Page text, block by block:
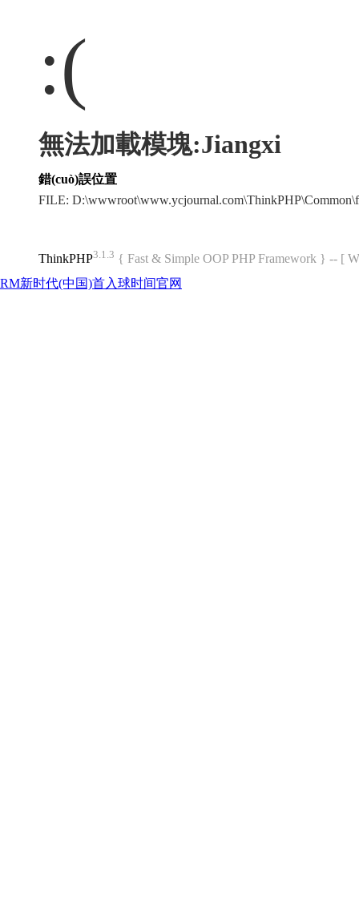
:(
無法加載模塊:Jiangxi
錯(cuò)誤位置
FILE:
ThinkPHP3.1.3 { Fast & Simple OOP PHP Framework } -- [
RM新时代(中国)首入球时间官网